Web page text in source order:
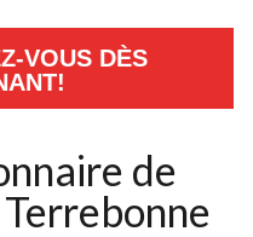
VOUS DÈS
de